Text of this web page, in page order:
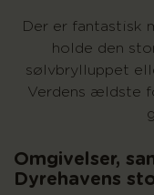
Der er fantastisk
holde den
sølvbrylluppet
Verdens ældste
Omgivelser,
Dyrehavens